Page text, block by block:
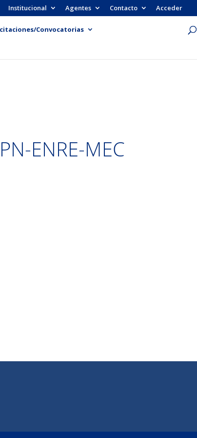
Institucional Agentes Contacto Acceder
Convocatorias
ENRE-MEC